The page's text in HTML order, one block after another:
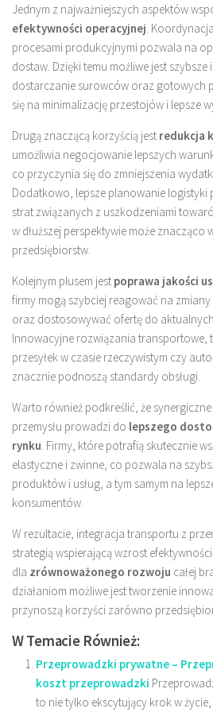
Jednym z najważniejszych aspektów
efektywności operacyjnej .
procesami produkcyjnymi pozwala na
dostaw. Dzięki temu możliwe jest
dostarczanie surowców oraz gotowych
się na minimalizację przestojów i lepsze
Drugą znaczącą korzyścią jest redukcja
umożliwia negocjowanie lepszych
co przyczynia się do zmniejszenia
Dodatkowo, lepsze planowanie
strat związanych z uszkodzeniami
w dłuższej perspektywie może znacząco
przedsiębiorstw.
Kolejnym plusem jest poprawa jakości
firmy mogą szybciej reagować na
oraz dostosowywać ofertę do
Innowacyjne rozwiązania transportowe,
przesyłek w czasie rzeczywistym czy
znacznie podnoszą standardy obsługi.
Warto również podkreślić, że
przemysłu prowadzi do lepszego
rynku . Firmy, które potrafią skutecznie
elastyczne i zwinne, co pozwala na
produktów i usług, a tym samym na
konsumentów.
W rezultacie, integracja transportu z
strategią wspierającą wzrost
dla zrównoważonego rozwoju całej
działaniom możliwe jest tworzenie
przynoszą korzyści zarówno
W Temacie Również:
Przeprowadzki prywatne –
koszt przeprowadzki
to nie tylko ekscytujący krok w